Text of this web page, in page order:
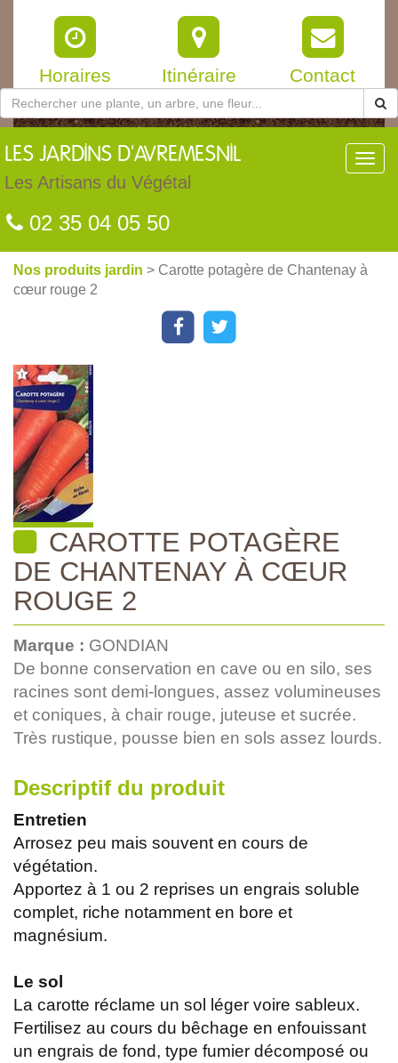
Horaires Itinéraire Contact
LES JARDINS D'AVREMESNIL
Les Artisans du Végétal
02 35 04 05 50
Nos produits jardin > Carotte potagère de Chantenay à
cœur rouge 2
CAROTTE POTAGÈRE
DE CHANTENAY À CŒUR
ROUGE 2
Marque : GONDIAN
De bonne conservation en cave ou en silo, ses
racines sont demi-longues, assez volumineuses
et coniques, à chair rouge, juteuse et sucrée.
Très rustique, pousse bien en sols assez lourds.
Descriptif du produit
Entretien
Arrosez peu mais souvent en cours de
végétation.
Apportez à 1 ou 2 reprises un engrais soluble
complet, riche notamment en bore et
magnésium.
Le sol
La carotte réclame un sol léger voire sableux.
Fertilisez au cours du bêchage en enfouissant
un engrais de fond, type fumier décomposé ou